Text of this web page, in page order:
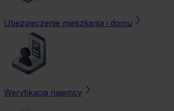
Ubezpieczenie mieszkania i domu
Weryfikacja najemcy